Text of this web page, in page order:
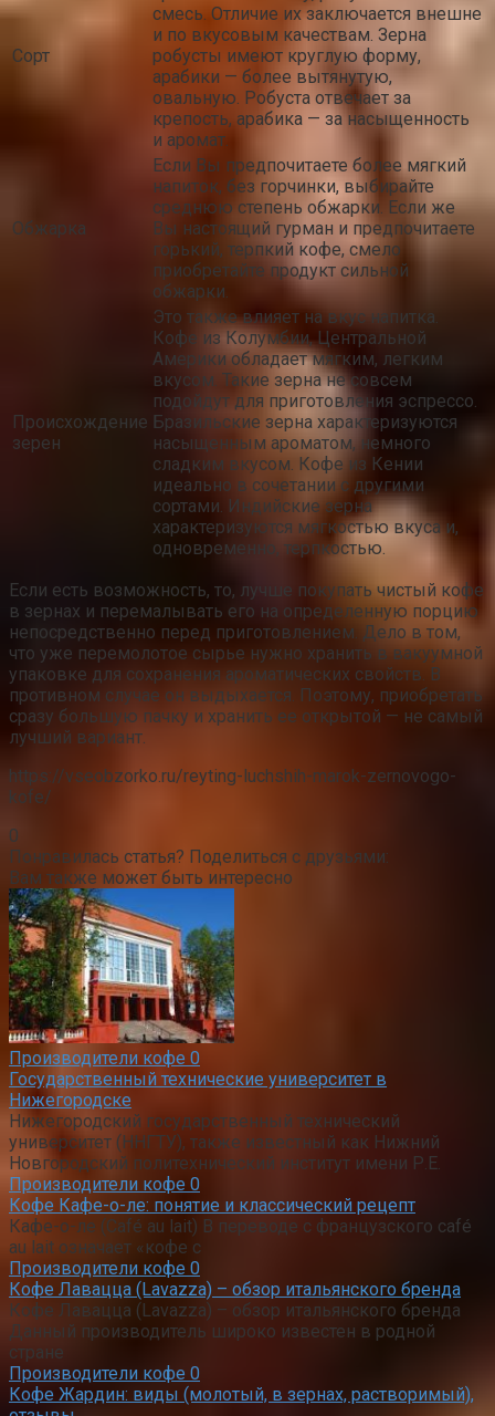
Сорт
смесь. Отличие их заключается внешне
и по вкусовым качествам. Зерна
робусты имеют круглую форму,
арабики — более вытянутую,
овальную. Робуста отвечает за
крепость, арабика — за насыщенность
и аромат.
Обжарка
Если Вы предпочитаете более мягкий
напиток, без горчинки, выбирайте
среднюю степень обжарки. Если же
Вы настоящий гурман и предпочитаете
горький, терпкий кофе, смело
приобретайте продукт сильной
обжарки.
Происхождение
зерен
Это также влияет на вкус напитка.
Кофе из Колумбии, Центральной
Америки обладает мягким, легким
вкусом. Такие зерна не совсем
подойдут для приготовления эспрессо.
Бразильские зерна характеризуются
насыщенным ароматом, немного
сладким вкусом. Кофе из Кении
идеально в сочетании с другими
сортами. Индийские зерна
характеризуются мягкостью вкуса и,
одновременно, терпкостью.
Если есть возможность, то, лучше покупать чистый кофе
в зернах и перемалывать его на определенную порцию
непосредственно перед приготовлением. Дело в том,
что уже перемолотое сырье нужно хранить в вакуумной
упаковке для сохранения ароматических свойств. В
противном случае он выдыхается. Поэтому, приобретать
сразу большую пачку и хранить ее открытой — не самый
лучший вариант.
https://vseobzorko.ru/reyting-luchshih-marok-zernovogo-
kofe/
0
Понравилась статья? Поделиться с друзьями:
Вам также может быть интересно
Производители кофе 0
Государственный технические университет в
Нижегородске
Нижегородский государственный технический
университет (ННГТУ), также известный как Нижний
Новгородский политехнический институт имени Р.Е.
Производители кофе 0
Кофе Кафе-о-ле: понятие и классический рецепт
Кафе-о-ле (Café au lait) В переводе с французского café
au lait означает «кофе с
Производители кофе 0
Кофе Лавацца (Lavazza) – обзор итальянского бренда
Кофе Лавацца (Lavazza) – обзор итальянского бренда
Данный производитель широко известен в родной
стране
Производители кофе 0
Кофе Жардин: виды (молотый, в зернах, растворимый),